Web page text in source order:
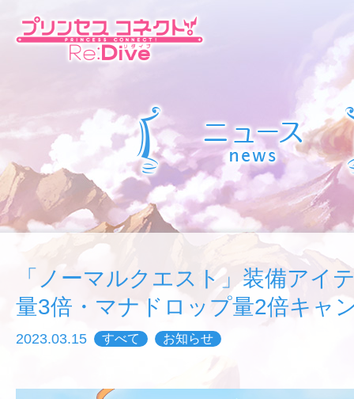
「ノーマルクエスト」装備アイ
量3倍・マナドロップ量2倍キャ
2023.03.15 すべて お知らせ